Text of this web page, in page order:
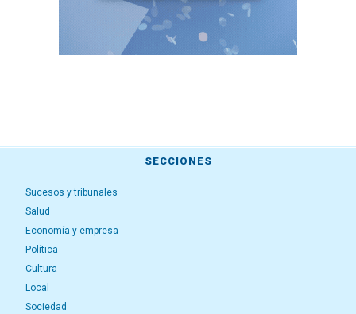
SECCIONES
Sucesos y tribunales
Salud
Economía y empresa
Política
Cultura
Local
Sociedad